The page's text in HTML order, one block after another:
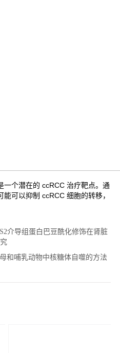
介导组蛋白巴豆酰化修饰在肾脏
和哺乳动物中核糖体自噬的方法